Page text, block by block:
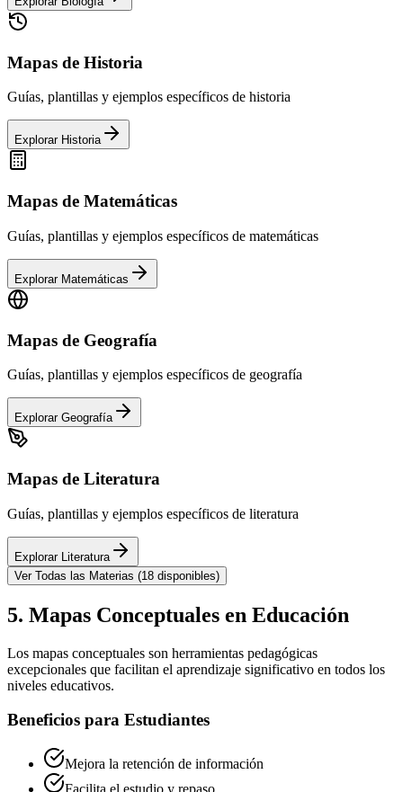
Mapas de Historia
Guías, plantillas y ejemplos específicos de historia
Explorar Historia
Mapas de Matemáticas
Guías, plantillas y ejemplos específicos de matemáticas
Explorar Matemáticas
Mapas de Geografía
Guías, plantillas y ejemplos específicos de geografía
Explorar Geografía
Mapas de Literatura
Guías, plantillas y ejemplos específicos de literatura
Explorar Literatura
Ver Todas las Materias (18 disponibles)
5. Mapas Conceptuales en Educación
Los mapas conceptuales son herramientas pedagógicas
excepcionales que facilitan el aprendizaje significativo en todos los
niveles educativos.
Beneficios para Estudiantes
Mejora la retención de información
Facilita el estudio y repaso